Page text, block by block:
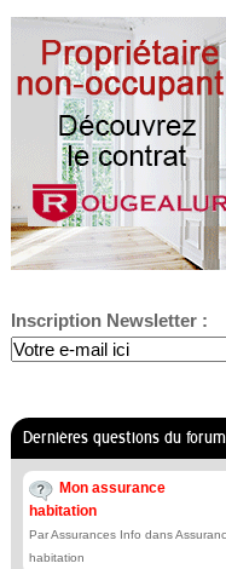
Inscription Newsletter :
Dernières questions du forum
Mon assurance
habitation
Par Assurances Info dans
habitation